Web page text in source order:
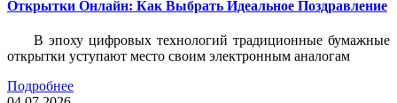
Открытки Онлайн: Как Выбрать Идеальное Поздравление
В эпоху цифровых технологий традиционные бумажные
открытки уступают место своим электронным аналогам
Подробнее